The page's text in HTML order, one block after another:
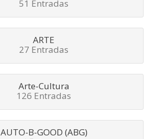
51 Entradas
ARTE
27 Entradas
Arte-Cultura
126 Entradas
AUTO-B-GOOD (ABG)